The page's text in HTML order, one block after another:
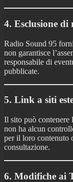
4. Esclusione di
Radio Sound 95
non garantisce
responsabile di
pubblicate.
5. Link a siti
Il sito può
non ha alcun
per il loro contenuto
consultazione.
6. Modifiche ai